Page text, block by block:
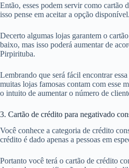
Então, esses podem servir como cartão
isso pense em aceitar a opção disponível.
Decerto algumas lojas garantem o
baixo, mas isso poderá aumentar de
Pirpirituba.
Lembrando que será fácil encontrar
muitas lojas famosas contam com esse
o intuito de aumentar o número de
3. Cartão de crédito para negativado
Você conhece a categoria de crédito
crédito é dado apenas a pessoas em
Portanto você terá o cartão de crédito